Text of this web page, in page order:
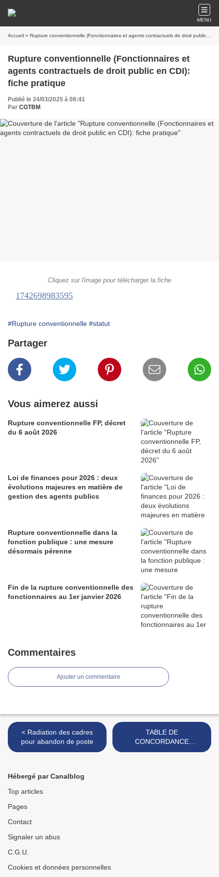
MENU
Accueil » Rupture conventionnelle (Fonctionnaires et agents contractuels de droit public en CDI): fiche pratique
Rupture conventionnelle (Fonctionnaires et
agents contractuels de droit public en CDI):
fiche pratique
Publié le 24/03/2025 à 08:41
Par CGTBM
Cliquez sur l'image pour télécharger la fiche
1742698983595
#Rupture conventionnelle #statut
Partager
Vous aimerez aussi
Rupture conventionnelle FP, décret
du 6 août 2026
Loi de finances pour 2026 : deux
évolutions majeures en matière de
gestion des agents publics
Rupture conventionnelle dans la
fonction publique : une mesure
désormais pérenne
Fin de la rupture conventionnelle des
fonctionnaires au 1er janvier 2026
Commentaires
Ajouter un commentaire
< Radiation des cadres
pour abandon de poste
TABLE DE
CONCORDANCE
THÉMATIQUE CODE
Hébergé par Canalblog
Top articles
Pages
Contact
Signaler un abus
C.G.U.
Cookies et données personnelles